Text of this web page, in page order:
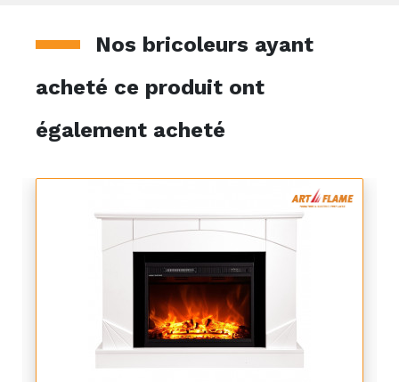
Nos bricoleurs ayant
acheté ce produit ont
également acheté